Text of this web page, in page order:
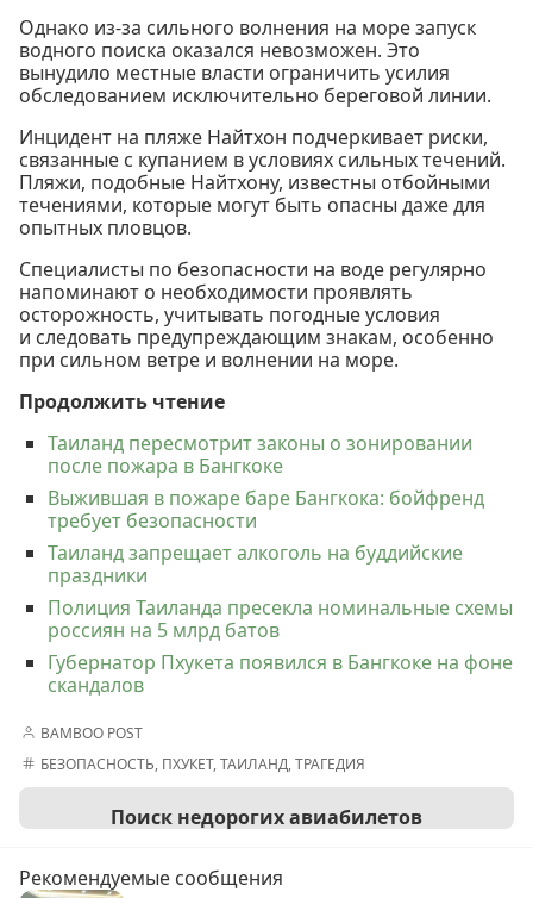
Однако из-за сильного волнения на море запуск
водного поиска оказался невозможен. Это
вынудило местные власти ограничить усилия
обследованием исключительно береговой линии.
Инцидент на пляже Найтхон подчеркивает риски,
связанные с купанием в условиях сильных течений.
Пляжи, подобные Найтхону, известны отбойными
течениями, которые могут быть опасны даже для
опытных пловцов.
Специалисты по безопасности на воде регулярно
напоминают о необходимости проявлять
осторожность, учитывать погодные условия
и следовать предупреждающим знакам, особенно
при сильном ветре и волнении на море.
Продолжить чтение
Таиланд пересмотрит законы о зонировании
после пожара в Бангкоке
Выжившая в пожаре баре Бангкока: бойфренд
требует безопасности
Таиланд запрещает алкоголь на буддийские
праздники
Полиция Таиланда пресекла номинальные схемы
россиян на 5 млрд батов
Губернатор Пхукета появился в Бангкоке на фоне
скандалов
BAMBOO POST
БЕЗОПАСНОСТЬ, ПХУКЕТ,ТАИЛАНД,ТРАГЕДИЯ
Поиск недорогих авиабилетов
Рекомендуемые сообщения